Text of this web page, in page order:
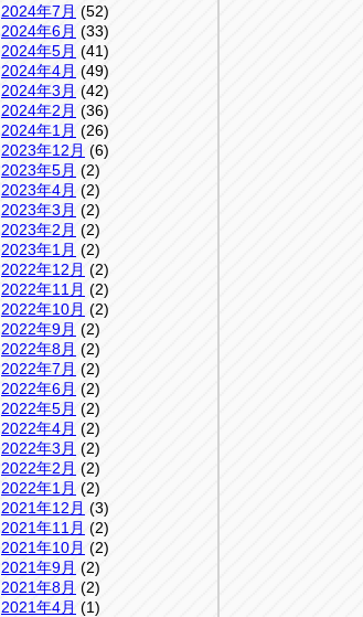
2024年7月 (52)
2024年6月 (33)
2024年5月 (41)
2024年4月 (49)
2024年3月 (42)
2024年2月 (36)
2024年1月 (26)
2023年12月 (6)
2023年5月 (2)
2023年4月 (2)
2023年3月 (2)
2023年2月 (2)
2023年1月 (2)
2022年12月 (2)
2022年11月 (2)
2022年10月 (2)
2022年9月 (2)
2022年8月 (2)
2022年7月 (2)
2022年6月 (2)
2022年5月 (2)
2022年4月 (2)
2022年3月 (2)
2022年2月 (2)
2022年1月 (2)
2021年12月 (3)
2021年11月 (2)
2021年10月 (2)
2021年9月 (2)
2021年8月 (2)
2021年4月 (1)